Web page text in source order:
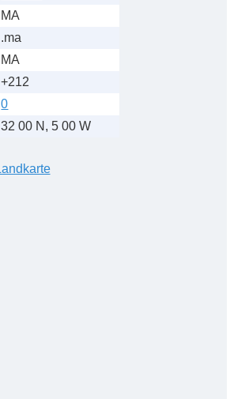
MA
.ma
MA
+212
0
32 00 N, 5 00 W